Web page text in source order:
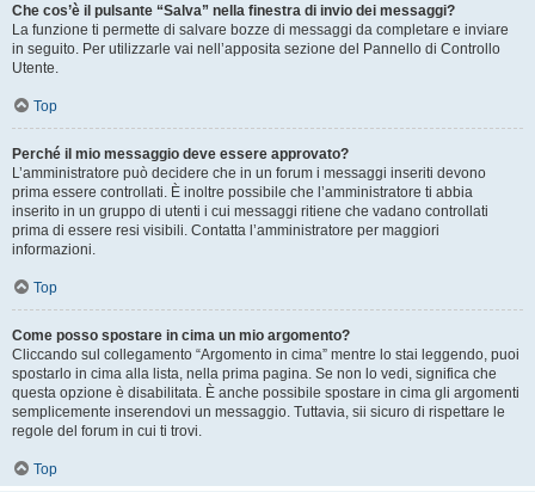
Che cos’è il pulsante “Salva” nella finestra di invio dei messaggi?
La funzione ti permette di salvare bozze di messaggi da completare e inviare
in seguito. Per utilizzarle vai nell’apposita sezione del Pannello di Controllo
Utente.
Top
Perché il mio messaggio deve essere approvato?
L’amministratore può decidere che in un forum i messaggi inseriti devono
prima essere controllati. È inoltre possibile che l’amministratore ti abbia
inserito in un gruppo di utenti i cui messaggi ritiene che vadano controllati
prima di essere resi visibili. Contatta l’amministratore per maggiori
informazioni.
Top
Come posso spostare in cima un mio argomento?
Cliccando sul collegamento “Argomento in cima” mentre lo stai leggendo, puoi
spostarlo in cima alla lista, nella prima pagina. Se non lo vedi, significa che
questa opzione è disabilitata. È anche possibile spostare in cima gli argomenti
semplicemente inserendovi un messaggio. Tuttavia, sii sicuro di rispettare le
regole del forum in cui ti trovi.
Top